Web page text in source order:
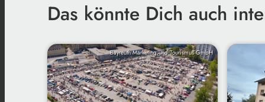
Das könnte Dich auch
Bayreuth Marketing und Tourismus GmbH